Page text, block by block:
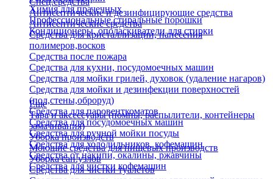
Химия для прачечных
Профессиональные стиральные порошки
Кондиционеры, ополаскиватели для стирки
Антисептические и дезинфицирующие средства
Антисептические средства
Средства для кристаллизации, нанесения
полимеров,восков
Средства после пожара
Средства для кухни, посудомоечных машин
Средства для мойки грилей, духовок (удаление нагаров)
Средства для мойки и дезинфекции поверхностей
(пол,стены,оброруд)
Средства для паровенткоматов
Средства для посудомоечных машин
Средства для ручной мойки посуды
Средства для холодильников, кофемашин
Средства от накипи, окалины, ржавчины
Средства для чистки кофемашин
Еще
Тара и аксессуары (помпы, распылители, контейнеры
замачивания)
Уборка производств
Моющие средства для пищевых производств
Уборка сан.узлов
Средства для чистки туалетов